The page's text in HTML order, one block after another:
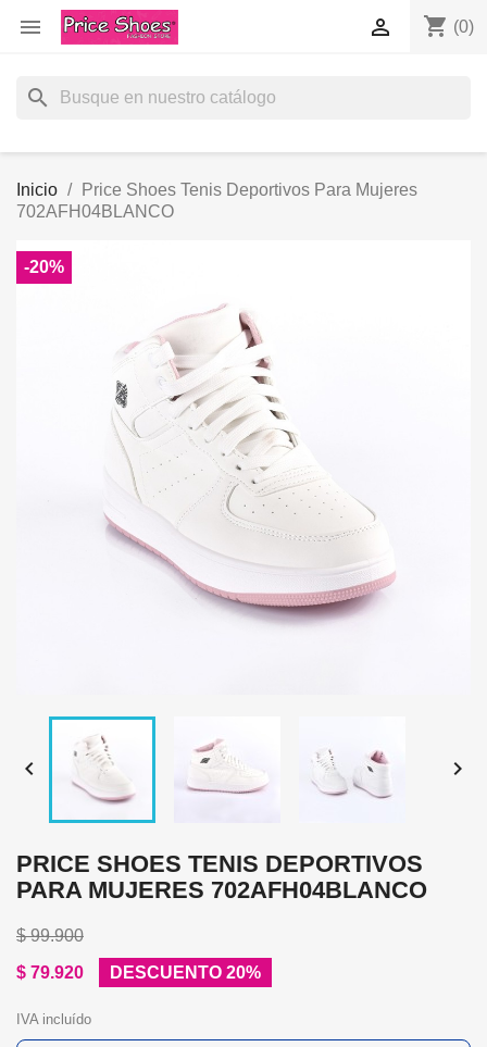
 shopping_cart (0)

search
Inicio
Price Shoes Tenis Deportivos Para Mujeres
702AFH04BLANCO
-20%
 
PRICE SHOES TENIS DEPORTIVOS
PARA MUJERES 702AFH04BLANCO
$ 99.900
$ 79.920
DESCUENTO 20%
IVA incluído